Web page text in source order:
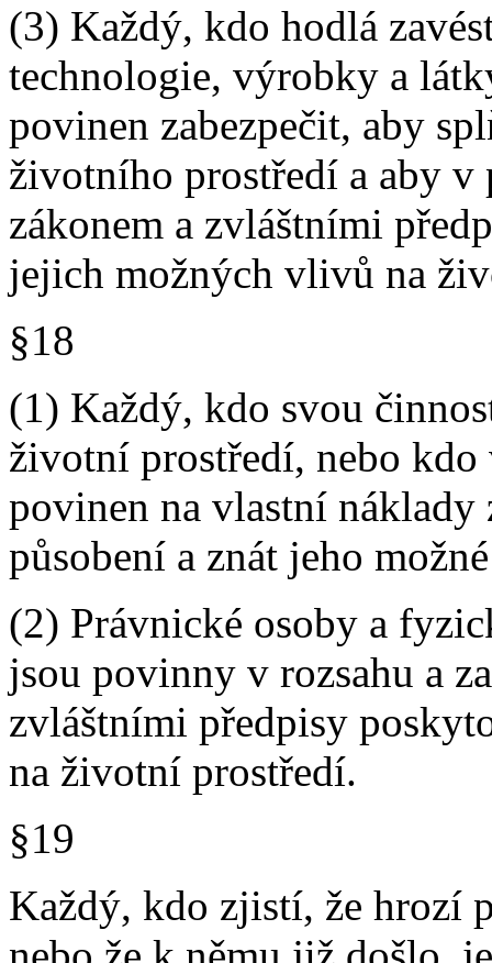
(3) Každý, kdo hodlá
technologie, výrobky a
povinen zabezpečit, aby
životního prostředí a aby v
zákonem a zvláštními
jejich možných vlivů na
§18
(1) Každý, kdo svou
životní prostředí, nebo
povinen na vlastní
působení a znát jeho
(2) Právnické osoby a
jsou povinny v rozsahu a
zvláštními předpisy
na životní prostředí.
§19
Každý, kdo zjistí, že hrozí